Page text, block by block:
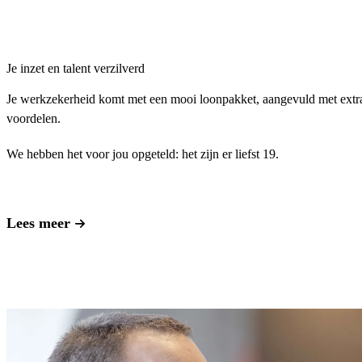
Je inzet en talent verzilverd
Je werkzekerheid komt met een mooi loonpakket, aangevuld met
voordelen.
We hebben het voor jou opgeteld: het zijn er liefst 19.
Lees meer